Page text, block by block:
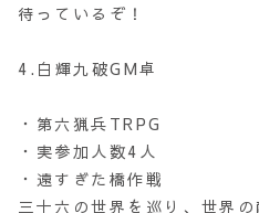
待っているぞ！
4.白輝九破GM卓
・第六猟兵TRPG
・実参加人数4人
・遠すぎた橋作戦
三十六の世界を巡り、世界